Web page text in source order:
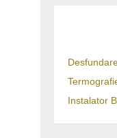
Instalator